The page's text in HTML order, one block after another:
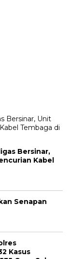
Bersinar,
Kabel
Senapan
Kasus